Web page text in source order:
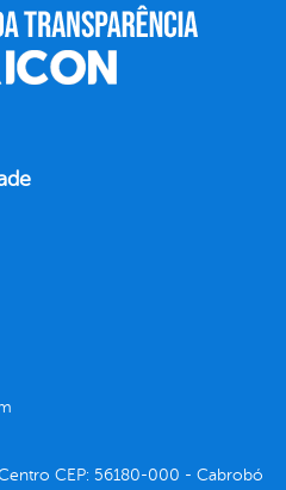
CEP: 56180-000 - Cabrobó